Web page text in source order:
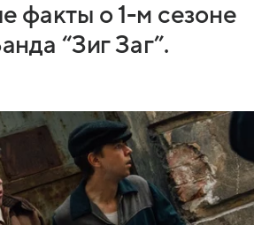
факты о 1-м сезоне
“Зиг Заг”.